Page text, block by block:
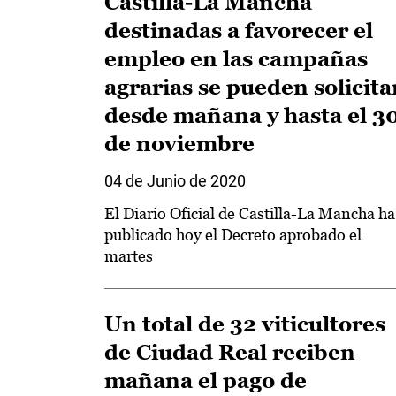
destinadas a favorecer el
empleo en las campañas
agrarias se pueden
desde mañana y hasta el
de noviembre
04 de Junio de 2020
El Diario Oficial de Castilla-La Mancha ha
publicado hoy el Decreto aprobado el
martes
Un total de 32 viticultores
de Ciudad Real reciben
mañana el pago de